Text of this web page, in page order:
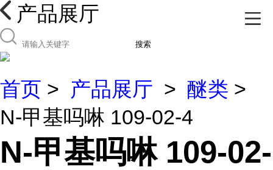
产品展厅
搜索
首页 > 产品展厅 > 醚类 >
N-甲基吗啉 109-02-4
N-甲基吗啉 109-02-